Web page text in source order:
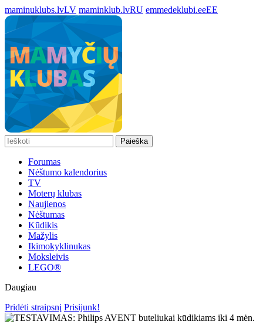
maminuklubs.lvLV maminklub.lvRU emmedeklubi.eeEE
Paieška
Forumas
Nėštumo kalendorius
TV
Moterų klubas
Naujienos
Nėštumas
Kūdikis
Mažylis
Ikimokyklinukas
Moksleivis
LEGO®
Daugiau
Pridėti straipsnį Prisijunk!